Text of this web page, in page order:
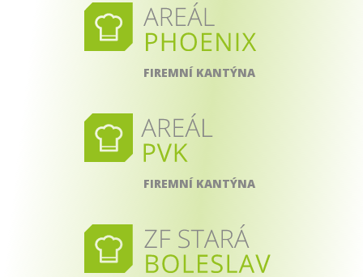
FIREMNÍ KANTÝNA
FIREMNÍ KANTÝNA